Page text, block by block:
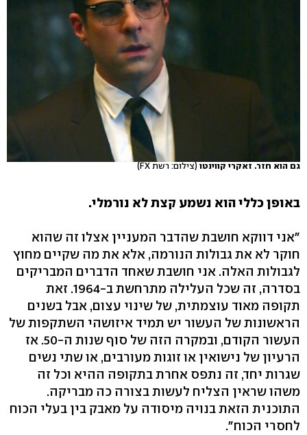
גם הוא חזר. זאקרי קווינטו (צילום: רשת FX)
באופן כללי הוא נשמע קצת לא נורמלי.
"אני דווקא חושבת שהדבר המעניין אצלו זה שהוא
חוקר לא את גבולות הנורמה, אלא את מה שקיים מחוץ
לגבולות האלה. אני חושבת שאחד הדברים המבריקים
בסדרה, זה שכל העלילה מתרחשת ב-1964. זאת
תקופה מאוד עוצמתית, של שינוי עצום, אבל בשנים
הראשונות של העשור יש תמיד איזושהי השתקפות של
העשור הקודם, ובמקרה הזה של סוף שנות ה-50. אז
הרעיון של נישואין או זוגות מעורבים, או שתי נשים
שגרות יחד, זה נתפס אחרת בתקופה ההיא וכל זה
משהו שראין הצליח לעשות בצורה כה מבריקה.
התוכנית הזאת בנויה מיסודה על מאבק בין בעלי הכוח
לחסרי הכוח".